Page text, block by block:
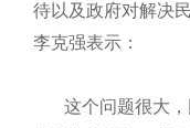
待以及政府对解决
李克强表示：
这个问题很大